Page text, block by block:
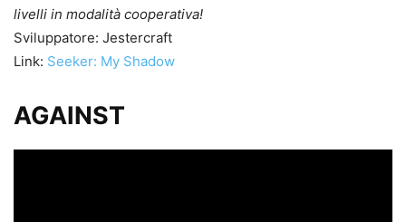
livelli in modalità cooperativa!
Sviluppatore: Jestercraft
Link: Seeker: My Shadow
AGAINST